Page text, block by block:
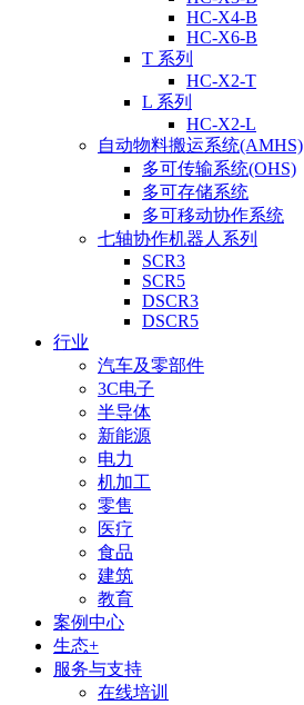
HC-X4-B
HC-X6-B
T 系列
HC-X2-T
L 系列
HC-X2-L
自动物料搬运系统(AMHS)
多可传输系统(OHS)
多可存储系统
多可移动协作系统
七轴协作机器人系列
SCR3
SCR5
DSCR3
DSCR5
行业
汽车及零部件
3C电子
半导体
新能源
电力
机加工
零售
医疗
食品
建筑
教育
案例中心
生态+
服务与支持
在线培训